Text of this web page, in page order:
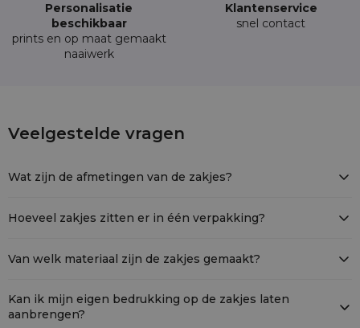
Personalisatie
beschikbaar
prints en op maat gemaakt
naaiwerk
Klantenservice
snel contact
25 stuks Organza zakjes 10 x 13 cm - olijf
Veelgestelde vragen
Wat zijn de afmetingen van de zakjes?
de werkelijke afmetingen met +/- 1 cm kunnen afwijken van de
Hoeveel zakjes zitten er in één verpakking?
Van welk materiaal zijn de zakjes gemaakt?
Kan ik mijn eigen bedrukking op de zakjes laten
aanbrengen?